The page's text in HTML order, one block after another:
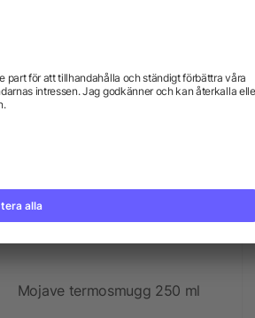
Priority
Mojave termosmugg 250 ml